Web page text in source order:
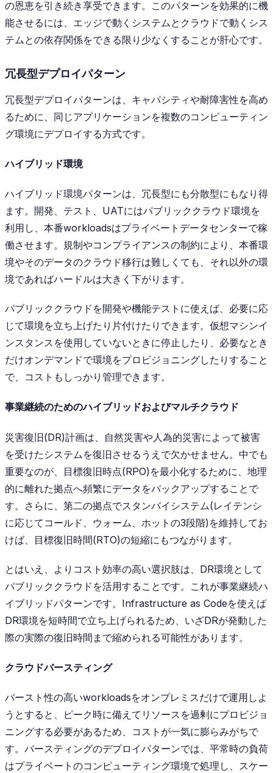
の恩恵を引き続き享受できます。このパターンを効果的に機
能させるには、エッジで動くシステムとクラウドで動くシス
テムとの依存関係をできる限り少なくすることが肝心です。
冗長型デプロイパターン
冗長型デプロイパターンは、キャパシティや耐障害性を高め
るために、同じアプリケーションを複数のコンピューティン
グ環境にデプロイする方式です。
ハイブリッド環境
ハイブリッド環境パターンは、冗長型にも分散型にもなり得
ます。開発、テスト、UATにはパブリッククラウド環境を
利用し、本番workloadsはプライベートデータセンターで稼
働させます。規制やコンプライアンスの制約により、本番環
境やそのデータのクラウド移行は難しくても、それ以外の環
境であればハードルは大きく下がります。
パブリッククラウドを開発や機能テストに使えば、必要に応
じて環境を立ち上げたり片付けたりできます。仮想マシンイ
ンスタンスを使用していないときに停止したり、必要なとき
だけオンデマンドで環境をプロビジョニングしたりすること
で、コストもしっかり管理できます。
事業継続のためのハイブリッドおよびマルチクラウド
災害復旧(DR)計画は、自然災害や人為的災害によって被害
を受けたシステムを復旧させるうえで欠かせません。中でも
重要なのが、目標復旧時点(RPO)を最小化するために、地理
的に離れた拠点へ頻繁にデータをバックアップすることで
す。さらに、第二の拠点でスタンバイシステム(レイテンシ
に応じてコールド、ウォーム、ホットの3段階)を維持してお
けば、目標復旧時間(RTO)の短縮にもつながります。
とはいえ、よりコスト効率の高い選択肢は、DR環境として
パブリッククラウドを活用することです。これが事業継続ハ
イブリッドパターンです。Infrastructure as Codeを使えば
DR環境を短時間で立ち上げられるため、いざDRが発動した
際の実際の復旧時間まで縮められる可能性があります。
クラウドバースティング
バースト性の高いworkloadsをオンプレミスだけで運用しよ
うとすると、ピーク時に備えてリソースを過剰にプロビジョ
ニングする必要があるため、コストが一気に膨らみがちで
す。バースティングのデプロイパターンでは、平常時の負荷
はプライベートのコンピューティング環境で処理し、スケー